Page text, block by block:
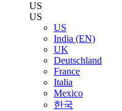
US
US
US
India (EN)
UK
Deutschland
France
Italia
Mexico
한국